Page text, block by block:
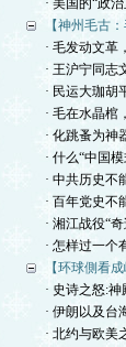
· 美国的“政
【神州毛古
· 毛发动文革
· 王沪宁同志
· 民运大珈胡
· 毛在水晶棺
· 化跳蚤为神
· 什么“中国模
· 中共历史不
· 百年党史不
· 湘江战役“
· 怎样过一个
【环球側看成
· 史诗之怒:
· 伊朗以及台
· 北约与欧美